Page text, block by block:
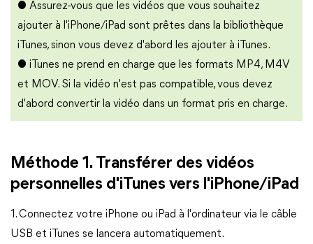
● Assurez-vous que les vidéos que vous souhaitez
ajouter à l'iPhone/iPad sont prêtes dans la bibliothèque
iTunes, sinon vous devez d'abord les ajouter à iTunes.
● iTunes ne prend en charge que les formats MP4, M4V
et MOV. Si la vidéo n'est pas compatible, vous devez
d'abord convertir la vidéo dans un format pris en charge.
Méthode 1. Transférer des vidéos
personnelles d'iTunes vers l'iPhone/iPad
1. Connectez votre iPhone ou iPad à l'ordinateur via le câble
USB et iTunes se lancera automatiquement.